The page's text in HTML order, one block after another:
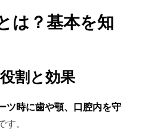
は？基本を知
割と効果
ツ時に歯や顎、口腔内を守
す。